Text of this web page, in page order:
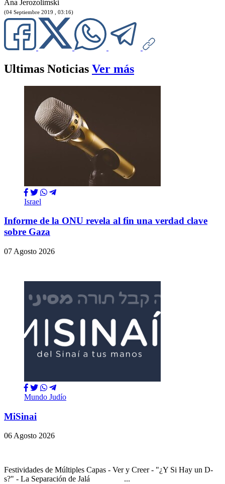
Ana Jerozolimski
(04 Septiembre 2019 , 03:16)
Ultimas Noticias Ver más
Israel
Informe de la ONU revela al fin una verdad clave
sobre Gaza
07 Agosto 2026
Mundo Judío
MiSinai
06 Agosto 2026
Festividades de Múltiples Capas - Ver y Creer - "¿Y Si Hay un D-
s?" - La Separación de Jalá ...